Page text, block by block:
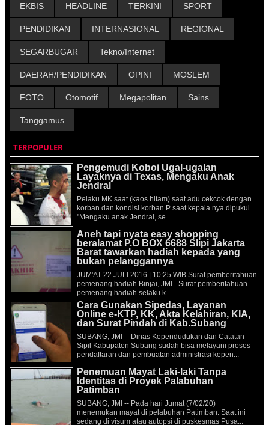
EKBIS HEADLINE TERKINI SPORT
PENDIDIKAN INTERNASIONAL REGIONAL
SEGARBUGAR Tekno/Internet
DAERAH/PENDIDIKAN OPINI MOSLEM
FOTO Otomotif Megapolitan Sains
Tanggamus
TERPOPULER
Pengemudi Koboi Ugal-ugalan
Layaknya di Texas, Mengaku Anak
Jendral
Pelaku MK saat (kaos hitam) saat adu cekcok dengan
korban dan kondisi korban P saat kepala nya dipukul
"Mengaku anak Jendral, se...
Aneh tapi nyata easy shopping
beralamat P.O BOX 6688 Slipi Jakarta
Barat tawarkan hadiah kepada yang
bukan pelanggannya
JUM'AT 22 JULI 2016 | 10:25 WIB Surat pemberitahuan
pemenang hadiah Binjai, JMI - Surat pemberitahuan
pemenang hadiah selaku k...
Cara Gunakan Sipedas, Layanan
Online e-KTP, KK, Akta Kelahiran, KIA,
dan Surat Pindah di Kab.Subang
SUBANG, JMI -- Dinas Kependudukan dan Catatan
Sipil Kabupaten Subang sudah bisa melayani proses
pendaftaran dan pembuatan administrasi kepen...
Penemuan Mayat Laki-laki Tanpa
Identitas di Proyek Palabuhan
Patimban
SUBANG, JMI -- Pada hari Jumat (7/02/20)
menemukan mayat di pelabuhan Patimban. Saat ini
sedang di visum atau autopsi di puskesmas Pusa...